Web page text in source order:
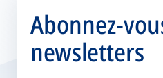
Abonnez-
newsletters